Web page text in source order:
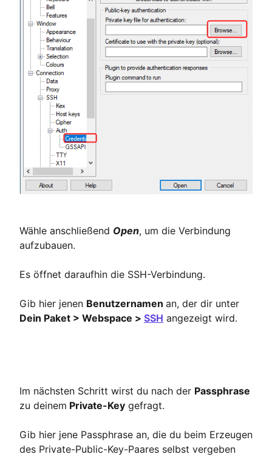
Wähle anschließend Open, um die Verbindung
aufzubauen.
Es öffnet daraufhin die SSH-Verbindung.
Gib hier jenen Benutzernamen an, der dir unter
Dein Paket > Webspace > SSH angezeigt wird.
Im nächsten Schritt wirst du nach der Passphrase
zu deinem Private-Key gefragt.
Gib hier jene Passphrase an, die du beim Erzeugen
des Private-Public-Key-Paares selbst vergeben